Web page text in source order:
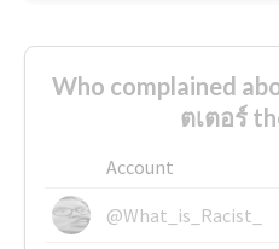
Who complained
ตเตอร์
Account
@What_is_Racist_